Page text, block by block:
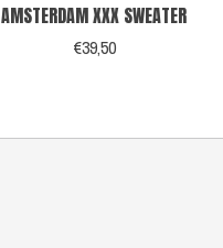
AMSTERDAM XXX SWEATER
€39,50